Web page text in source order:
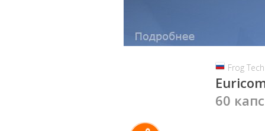
Frog Tech
60